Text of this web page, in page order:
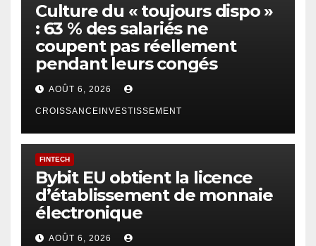
Culture du « toujours dispo »
: 63 % des salariés ne
coupent pas réellement
pendant leurs congés
AOÛT 6, 2026
CROISSANCEINVESTISSEMENT
FINTECH
Bybit EU obtient la licence
d’établissement de monnaie
électronique
AOÛT 6, 2026